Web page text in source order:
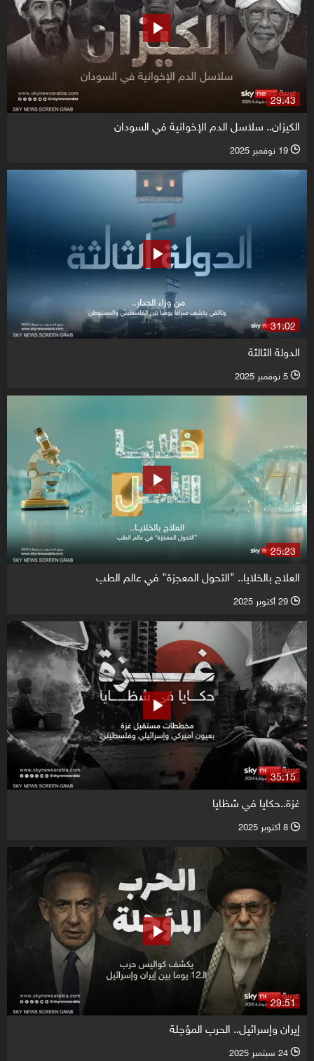
29:43
الكيزان.. سلاسل الدم الإخوانية في السودان
l 19 نوفمبر 2025
31:02
الدولة الثالثة
l 5 نوفمبر 2025
25:23
العلاج بالخلايا.. "التحول المعجزة" في عالم الطب
l 29 أكتوبر 2025
35:15
غزة..حكايا في شظايا
l 8 أكتوبر 2025
29:51
إيران وإسرائيل.. الحرب المؤجلة
l 24 سبتمبر 2025